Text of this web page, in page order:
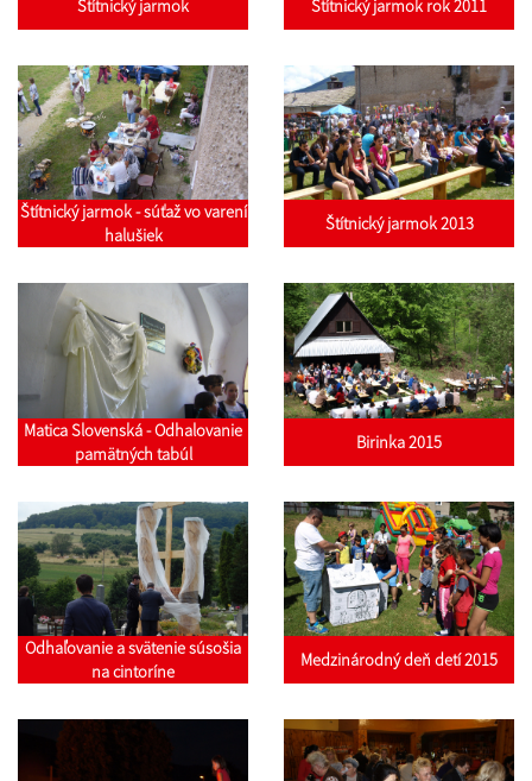
Štítnický jarmok Štítnický jarmok rok 2011
Štítnický jarmok - súťaž vo varení
halušiek
Štítnický jarmok 2013
Matica Slovenská - Odhalovanie
pamätných tabúl
Birinka 2015
Odhaľovanie a svätenie súsošia
na cintoríne
Medzinárodný deň detí 2015